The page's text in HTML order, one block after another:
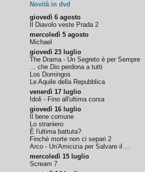
Novità in dvd
giovedì 6 agosto
Il Diavolo veste Prada 2
mercoledì 5 agosto
Michael
giovedì 23 luglio
The Drama - Un Segreto è per Sempre
... che Dio perdona a tutti
Los Domingos
Le Aquile della Repubblica
venerdì 17 luglio
Idoli - Fino all'ultima corsa
giovedì 16 luglio
Il bene comune
Lo straniero
È l'ultima battuta?
Finchè morte non ci separi 2
Arco - Un'Amicizia per Salvare il ...
mercoledì 15 luglio
Scream 7